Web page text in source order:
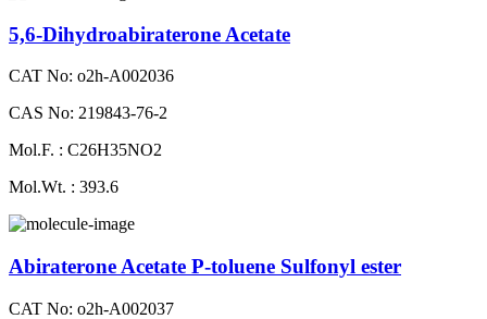
5,6-Dihydroabiraterone Acetate
CAT No: o2h-A002036
CAS No: 219843-76-2
Mol.F. : C26H35NO2
Mol.Wt. : 393.6
Abiraterone Acetate P-toluene Sulfonyl ester
CAT No: o2h-A002037